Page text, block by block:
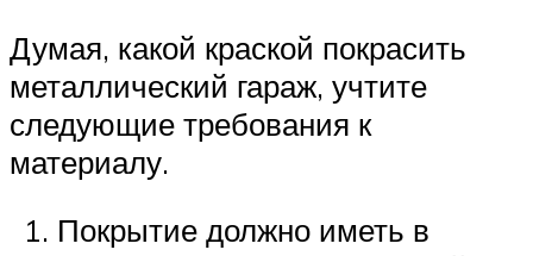
Думая, какой краской покрасить
металлический гараж, учтите
следующие требования к
материалу.
Покрытие должно иметь в